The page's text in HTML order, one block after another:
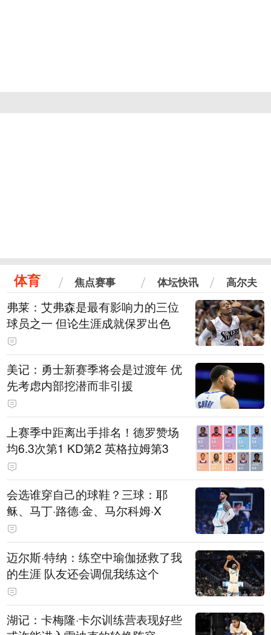
体育 焦点赛事 体坛快讯 高尔夫
弗莱：艾弗森是最有影响力的三位
球员之一 但论生涯成就保罗出色
美记：勇士新赛季将会是过渡年 优
先考虑内部挖潜而非引援
上赛季中距离出手排名！德罗赞场
均6.3次第1 KD第2 英格拉姆第3
会选谁穿自己的球鞋？三球：耶
稣、马丁·路德·金、马尔科姆·X
迈尔斯·特纳：练空中瑜伽拯救了我
的生涯 队友还会调侃我练这个
湖记：卡梅隆·卡尔训练营表现好些